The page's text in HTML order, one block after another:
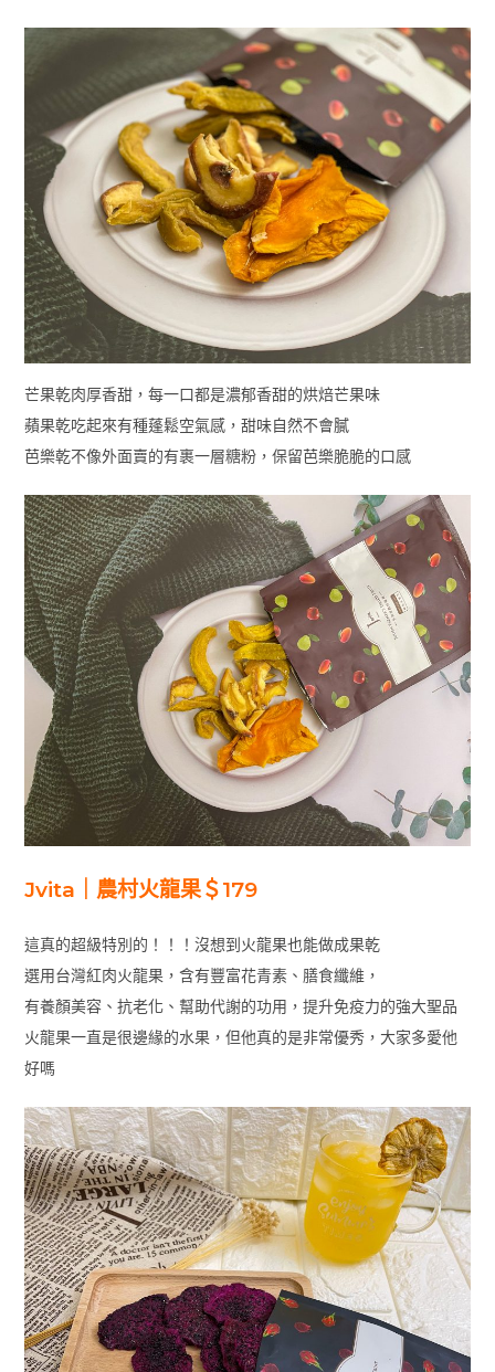
芒果乾肉厚香甜，每一口都是濃郁香甜的烘焙芒果味
蘋果乾吃起來有種蓬鬆空氣感，甜味自然不會膩
芭樂乾不像外面賣的有裹一層糖粉，保留芭樂脆脆的口感
Jvita｜農村火龍果＄179
這真的超級特別的！！！沒想到火龍果也能做成果乾
選用台灣紅肉火龍果，含有豐富花青素、膳食纖維，
有養顏美容、抗老化、幫助代謝的功用，提升免疫力的強大聖品
火龍果一直是很邊緣的水果，但他真的是非常優秀，大家多愛他
好嗎